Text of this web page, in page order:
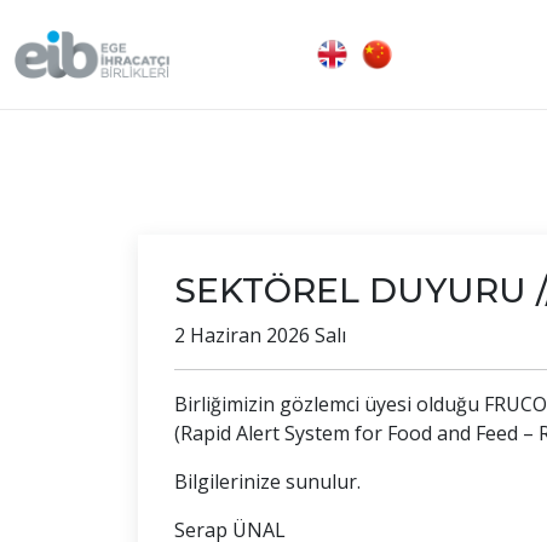
SEKTÖREL
2 Haziran 2026 Salı
Birliğimizin gözlemci üyesi olduğu
(Rapid Alert System for Food and Feed –
Bilgilerinize sunulur.
Serap ÜNAL